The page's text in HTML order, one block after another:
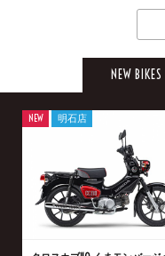
NEW BIKES
NEW 明石店